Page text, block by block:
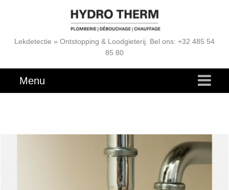
Lekdetectie » Ontstopping & Loodgieterij. Bel ons: +32 485 54
85 80
Menu